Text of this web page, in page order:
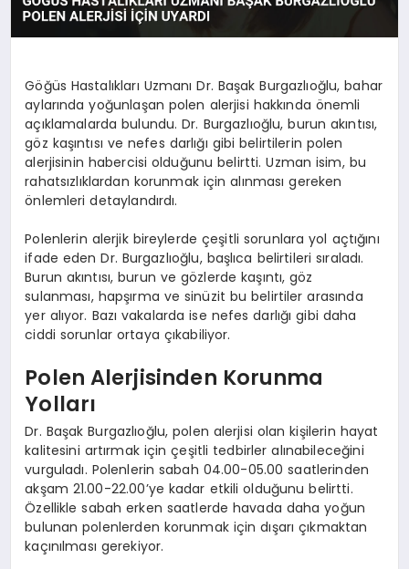
Göğüs Hastalıkları Uzmanı Dr. Başak Burgazlıoğlu, bahar
aylarında yoğunlaşan polen alerjisi hakkında önemli
açıklamalarda bulundu. Dr. Burgazlıoğlu, burun akıntısı,
göz kaşıntısı ve nefes darlığı gibi belirtilerin polen
alerjisinin habercisi olduğunu belirtti. Uzman isim, bu
rahatsızlıklardan korunmak için alınması gereken
önlemleri detaylandırdı.
Polenlerin alerjik bireylerde çeşitli sorunlara yol açtığını
ifade eden Dr. Burgazlıoğlu, başlıca belirtileri sıraladı.
Burun akıntısı, burun ve gözlerde kaşıntı, göz
sulanması, hapşırma ve sinüzit bu belirtiler arasında
yer alıyor. Bazı vakalarda ise nefes darlığı gibi daha
ciddi sorunlar ortaya çıkabiliyor.
Polen Alerjisinden Korunma
Yolları
Dr. Başak Burgazlıoğlu, polen alerjisi olan kişilerin hayat
kalitesini artırmak için çeşitli tedbirler alınabileceğini
vurguladı. Polenlerin sabah 04.00-05.00 saatlerinden
akşam 21.00-22.00’ye kadar etkili olduğunu belirtti.
Özellikle sabah erken saatlerde havada daha yoğun
bulunan polenlerden korunmak için dışarı çıkmaktan
kaçınılması gerekiyor.